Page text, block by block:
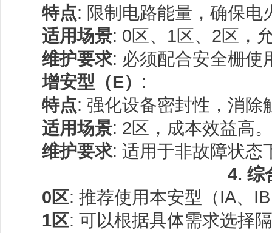
特点: 限制电路能量，确保电
适用场景: 0区、1区、2区，
维护要求: 必须配合安全栅使
增安型（E） :
特点: 强化设备密封性，消除
适用场景: 2区，成本效益高。
维护要求: 适用于非故障状态
4. 综
0区: 推荐使用本安型（IA、
1区: 可以根据具体需求选择